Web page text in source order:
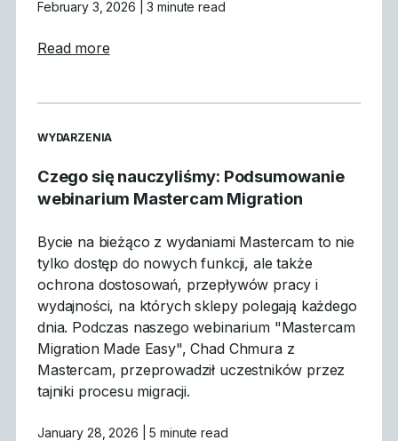
February 3, 2026 | 3 minute read
Read moreabout Dlaczego symulacja GPU jest
READ MORE ARTICLES ABOUT
WYDARZENIA
Czego się nauczyliśmy: Podsumowanie
webinarium Mastercam Migration
Bycie na bieżąco z wydaniami Mastercam to nie
tylko dostęp do nowych funkcji, ale także
ochrona dostosowań, przepływów pracy i
wydajności, na których sklepy polegają każdego
dnia. Podczas naszego webinarium "Mastercam
Migration Made Easy", Chad Chmura z
Mastercam, przeprowadził uczestników przez
tajniki procesu migracji.
January 28, 2026 | 5 minute read